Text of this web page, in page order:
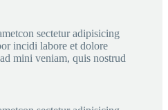
sectetur adipisicing
incidi labore et dolore
mini veniam, quis nostrud